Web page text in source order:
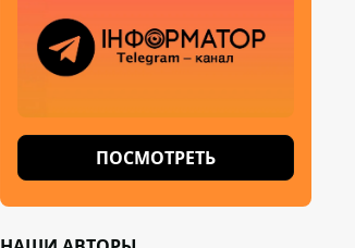
ПОСМОТРЕТЬ